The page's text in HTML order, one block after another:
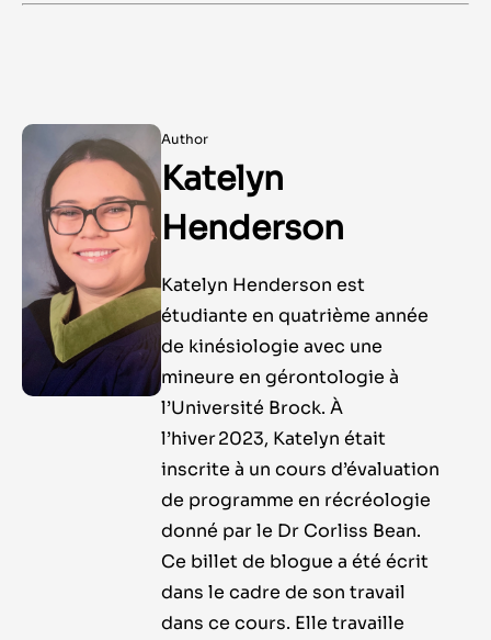
Author
Katelyn
Henderson
Katelyn Henderson est
étudiante en quatrième année
de kinésiologie avec une
mineure en gérontologie à
l’Université Brock. À
l’hiver 2023, Katelyn était
inscrite à un cours d’évaluation
de programme en récréologie
donné par le Dr Corliss Bean.
Ce billet de blogue a été écrit
dans le cadre de son travail
dans ce cours. Elle travaille